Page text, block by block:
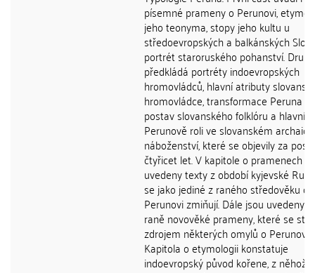
písemné prameny o Perunovi,
jeho teonyma, stopy jeho kultu u
středoevropských a balkánských
portrét staroruského pohanství.
předkládá portréty indoevropských
hromovládců, hlavní atributy
hromovládce, transformace Peruna
postav slovanského folklóru a hlavní
Perunově roli ve slovanském
náboženství, které se objevily za
čtyřicet let. V kapitole o pramenech
uvedeny texty z období kyjevské
se jako jediné z raného středověku o
Perunovi zmiňují. Dále jsou uvedeny
raně novověké prameny, které se
zdrojem některých omylů o
Kapitola o etymologii konstatuje
indoevropský původ kořene, z něhož